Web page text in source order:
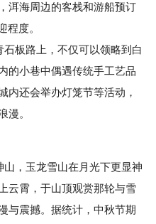
洱海周边的客栈和游船预订
程度。
板路上，不仅可以领略到白
的小巷中偶遇传统手工艺品
内还会举办灯笼节等活动，
漫。
，玉龙雪山在月光下更显神
云霄，于山顶观赏那轮与雪
与震撼。据统计，中秋节期